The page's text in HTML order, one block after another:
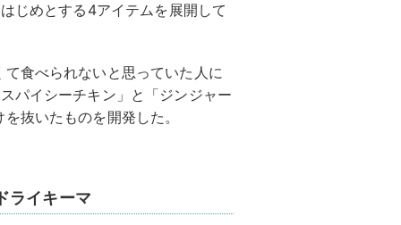
じめとする4アイテムを展開して
食べられないと思っていた人に
パイシーチキン」と「ジンジャー
抜いたものを開発した。
ライキーマ